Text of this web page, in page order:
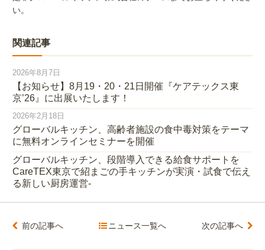
い。
関連記事
2026年8月7日
【お知らせ】8月19・20・21日開催『ケアテックス東
京’26』に出展いたします！
2026年2月18日
グローバルキッチン、高齢者施設の食中毒対策をテーマ
に無料オンラインセミナーを開催
グローバルキッチン、段階導入できる給食サポートを
CareTEX東京で紹まごの手キッチンが実演・試食で伝え
る新しい厨房運営-
前の記事へ ニュース一覧へ 次の記事へ